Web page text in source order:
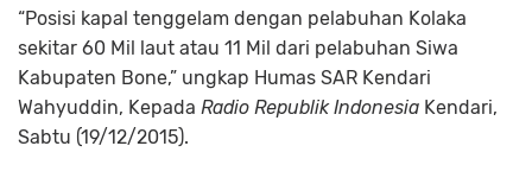
“Posisi kapal tenggelam dengan pelabuhan Kolaka
sekitar 60 Mil laut atau 11 Mil dari pelabuhan Siwa
Kabupaten Bone,” ungkap Humas SAR Kendari
Wahyuddin, Kepada Radio Republik Indonesia Kendari,
Sabtu (19/12/2015).